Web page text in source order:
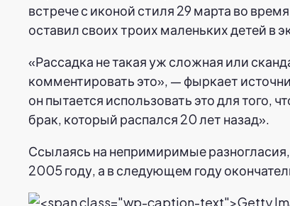
встрече с иконой стиля 29 марта во
оставил своих троих маленьких детей в
«Рассадка не такая уж сложная или
комментировать это», — фыркает
он пытается использовать это для того,
брак, который распался 20 лет назад».
Ссылаясь на непримиримые
2005 году, а в следующем году